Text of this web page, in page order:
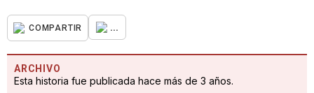
COMPARTIR ...
ARCHIVO
Esta historia fue publicada hace más de 3 años.